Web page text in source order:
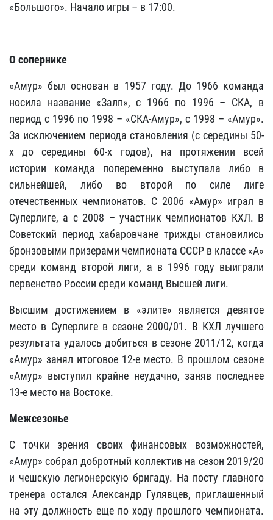
«Большого». Начало игры – в 17:00.
О сопернике
«Амур» был основан в 1957 году. До 1966 команда
носила название «Залп», с 1966 по 1996 – СКА, в
период с 1996 по 1998 – «СКА-Амур», с 1998 – «Амур».
За исключением периода становления (с середины 50-
х до середины 60-х годов), на протяжении всей
истории команда попеременно выступала либо в
сильнейшей, либо во второй по силе лиге
отечественных чемпионатов. С 2006 «Амур» играл в
Суперлиге, а с 2008 – участник чемпионатов КХЛ. В
Советский период хабаровчане трижды становились
бронзовыми призерами чемпионата СССР в классе «А»
среди команд второй лиги, а в 1996 году выиграли
первенство России среди команд Высшей лиги.
Высшим достижением в «элите» является девятое
место в Суперлиге в сезоне 2000/01. В КХЛ лучшего
результата удалось добиться в сезоне 2011/12, когда
«Амур» занял итоговое 12-е место. В прошлом сезоне
«Амур» выступил крайне неудачно, заняв последнее
13-е место на Востоке.
Межсезонье
С точки зрения своих финансовых возможностей,
«Амур» собрал добротный коллектив на сезон 2019/20
и чешскую легионерскую бригаду. На посту главного
тренера остался Александр Гулявцев, приглашенный
на эту должность еще по ходу прошлого чемпионата.